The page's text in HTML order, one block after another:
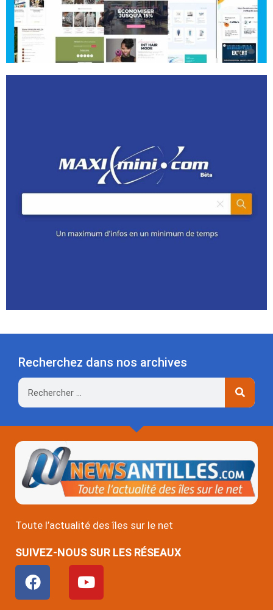
Recherchez dans nos archives
Rechercher
Toute l’actualité des îles sur le net
SUIVEZ-NOUS SUR LES RÉSEAUX
F
a
c
Y
o
u